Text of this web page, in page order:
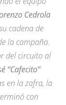
Cedrola
cadena de
la campaña.
del circuito al
“Cafecito”
en la zafra, la
con